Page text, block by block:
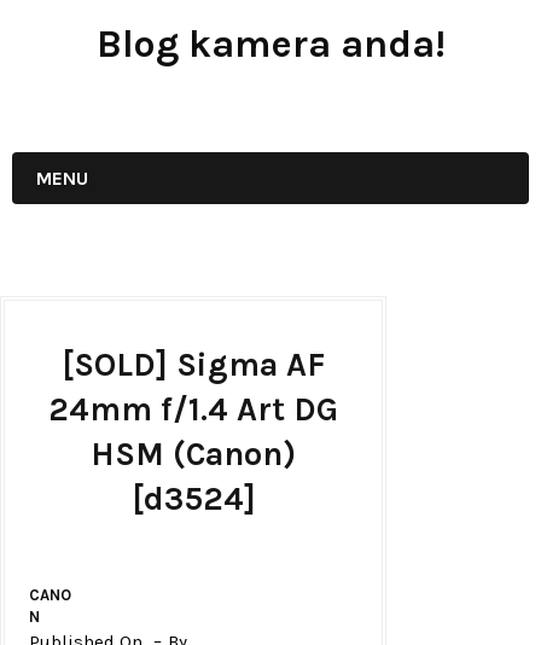
Blog kamera anda!
MENU
[SOLD] Sigma AF
24mm f/1.4 Art DG
HSM (Canon)
[d3524]
CANO
N